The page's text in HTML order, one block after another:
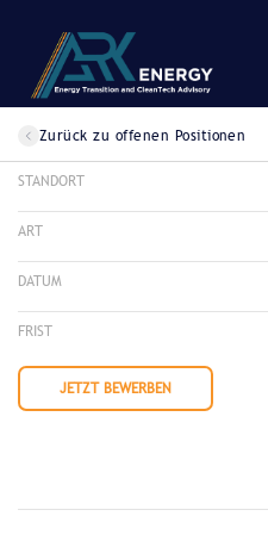
Zurück zu offenen Positionen
STANDORT
ART
DATUM
FRIST
JETZT BEWERBEN